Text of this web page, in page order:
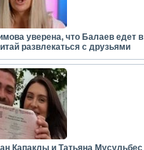
уверена, что Балаев едет в
развлекаться с друзьями